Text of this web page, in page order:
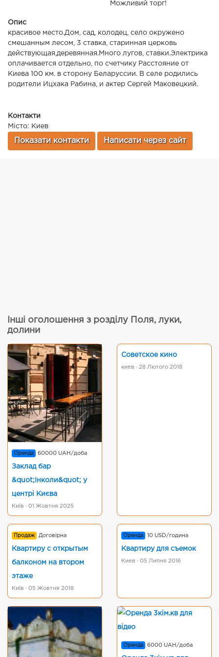
Можливий торг!
Опис
красивое место.Дом, сад, колодец, село окружено
смешанным лесом, 3 ставка, старинная церковь
действующая,деревянная.Много лугов, ставки.Электрика
оплачивается отдельно, по счетчику Расстояние от
Киева 100 км. в сторону Беларуссии. В селе родились
родители Ицхака Рабина, и актер Сергей Маковецкий.
Контакти
Місто: Киев
Показати контакти Написати через сайт
Інші оголошення з розділу Поля, луки,
долини
Оренда 60000 UAH/доба
Заклад бар
&quot;Інколи&quot; у
центрі Києва
Київ · 01 Жовтня 2025
Советское кино
киев · 28 Лютого 2018
Продаж Договірна
Квартиру с открытым
балконом на втором
этаже
Київ · 05 Жовтня 2018
Оренда 10 USD/година
Квартиру для съемок
Киев · 05 Липня 2016
Оренда 6000 UAH/доба